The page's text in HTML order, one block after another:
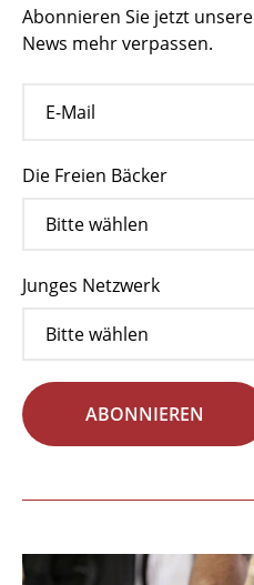
Abonnieren Sie jetzt
News mehr verpassen.
Die Freien Bäcker
Junges Netzwerk
ABONNIEREN